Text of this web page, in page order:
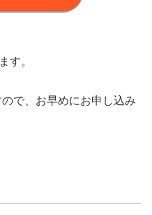
す。
で、お早めにお申し込み